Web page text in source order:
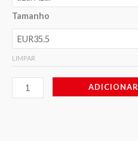
Tamanho
LIMPAR
ADICIONAR